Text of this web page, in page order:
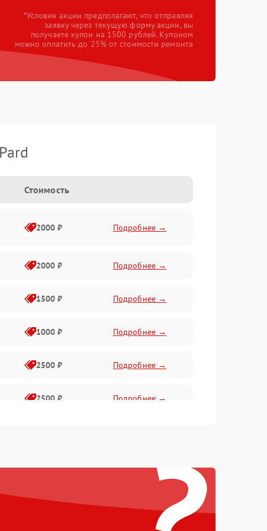
*Условия акции предполагают, что отправляя
заявку через текущую форму акции, вы
получаете купон на 1500 рублей. Купоном
можно оплатить до 25% от стоимости ремонта
Стоимость
2000 ₽ Подробнее →
2000 ₽ Подробнее →
1500 ₽ Подробнее →
1000 ₽ Подробнее →
2500 ₽ Подробнее →
2500 ₽ Подробнее →
1500 ₽